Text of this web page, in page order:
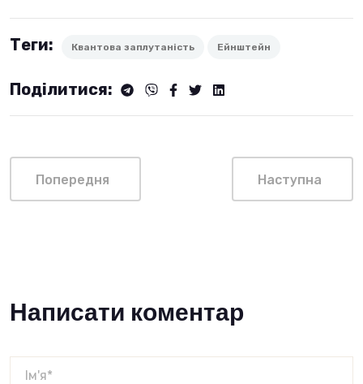
Теги: Квантова заплутаність Ейнштейн
Поділитися:
Попередня Наступна
Написати коментар